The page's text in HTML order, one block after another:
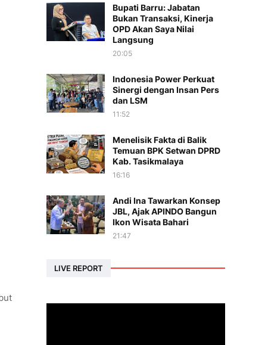
Bupati Barru: Jabatan
Bukan Transaksi, Kinerja
OPD Akan Saya Nilai
Langsung
20:05
Indonesia Power Perkuat
Sinergi dengan Insan Pers
dan LSM
11:52
Menelisik Fakta di Balik
Temuan BPK Setwan DPRD
Kab. Tasikmalaya
16:16
Andi Ina Tawarkan Konsep
JBL, Ajak APINDO Bangun
Ikon Wisata Bahari
21:47
LIVE REPORT